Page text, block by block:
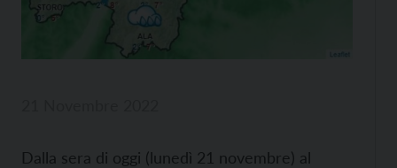
Dalla sera di oggi (lunedì 21 novembre) al